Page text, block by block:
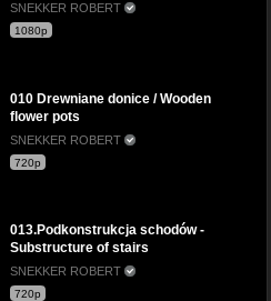
SNEKKER ROBERT
1080p
010 Drewniane donice / Wooden
flower pots
SNEKKER ROBERT
720p
013.Podkonstrukcja schodów -
Substructure of stairs
SNEKKER ROBERT
720p